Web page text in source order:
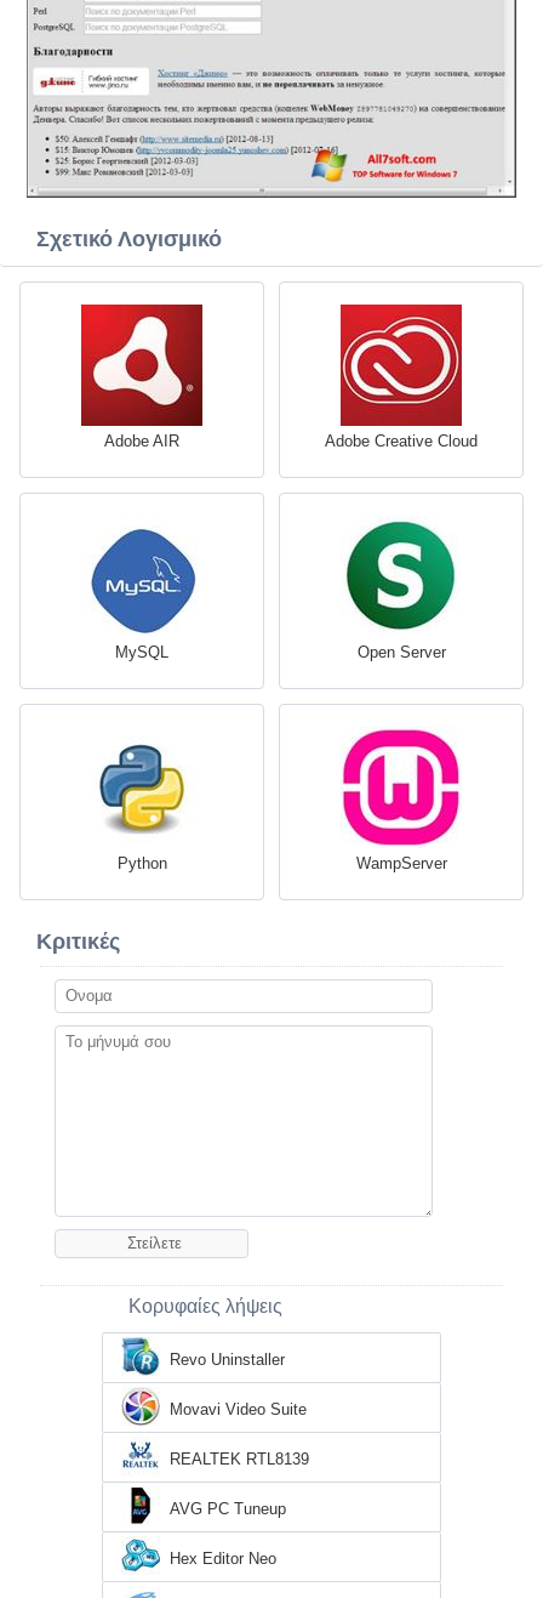
Σχετικό Λογισμικό
Adobe AIR Adobe Creative Cloud
MySQL Open Server
Python WampServer
Κριτικές
Κορυφαίες λήψεις
Revo Uninstaller
Movavi Video Suite
REALTEK RTL8139
AVG PC Tuneup
Hex Editor Neo